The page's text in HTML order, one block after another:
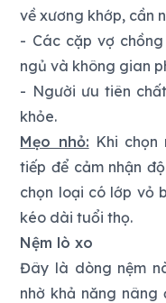
về xương khớp, cần
- Các cặp vợ
ngủ và không gian
- Người ưu tiên
khỏe.
Mẹo nhỏ: Khi chọn
tiếp để cảm nhận
chọn loại có lớp vỏ
kéo dài tuổi thọ.
Nệm lò xo
Đây là dòng nệm
nhờ khả năng nâng